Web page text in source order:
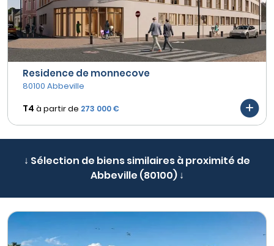
Residence de monnecove
80100 Abbeville
T4 à partir de 273 000 €
↓ Sélection de biens similaires à proximité de
Abbeville (80100) ↓